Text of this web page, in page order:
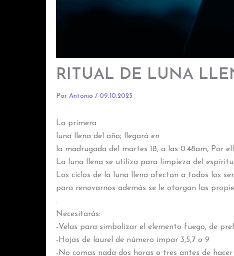
RITUAL DE LUNA
Por Antonio / 09.10.2025
La primera
luna llena del año; llegará en
la madrugada del martes 18, a las 0.48am, Por
La luna llena se utiliza para limpieza del
Los ciclos de la luna llena afectan a todos los
para renovarnos además se le otorgan las
.
Necesitarás:
-Velas para simbolizar el elemento fuego, de
-Hojas de laurel de número impar 3,5,7 o 9
-No comas nada dos horas o tres antes de